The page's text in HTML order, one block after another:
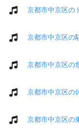
京都市中京区の
京都市中京区の
京都市中京区の
京都市中京区の
京都市中京区の